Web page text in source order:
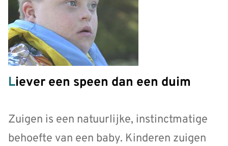
Liever een speen dan een duim
Zuigen is een natuurlijke, instinctmatige
behoefte van een baby. Kinderen zuigen